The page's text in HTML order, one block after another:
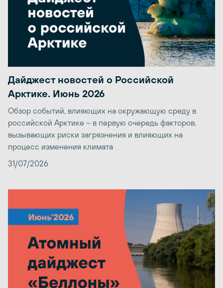
Дайджест новостей о Российской
Арктике. Июнь 2026
Обзор событий, влияющих на окружающую среду в
российской Арктике – в первую очередь факторов,
вызывающих риски загрязнения и влияющих на
процесс изменения климата
31/07/2026